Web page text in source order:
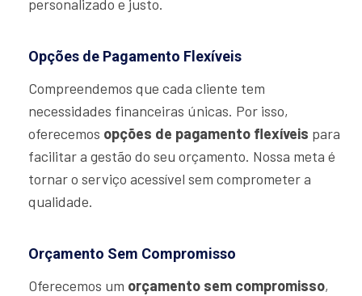
personalizado e justo.
Opções de Pagamento Flexíveis
Compreendemos que cada cliente tem
necessidades financeiras únicas. Por isso,
oferecemos opções de pagamento flexíveis para
facilitar a gestão do seu orçamento. Nossa meta é
tornar o serviço acessível sem comprometer a
qualidade.
Orçamento Sem Compromisso
Oferecemos um orçamento sem compromisso,